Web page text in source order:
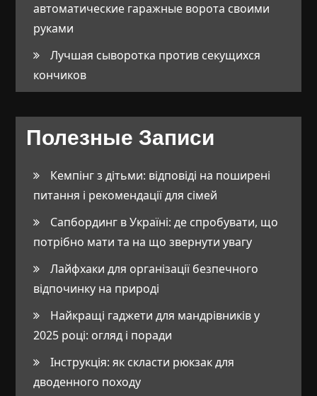
автоматические гаражные ворота своими
руками
Лучшая сыворотка против секущихся
кончиков
Полезные Записи
Кемпінг з дітьми: відповіді на поширені
питання і рекомендації для сімей
Сапбординг в Україні: де спробувати, що
потрібно мати та на що звернути увагу
Лайфхаки для організації безпечного
відпочинку на природі
Найкращі гаджети для мандрівників у
2025 році: огляд і поради
Інструкція: як скласти рюкзак для
дводенного походу